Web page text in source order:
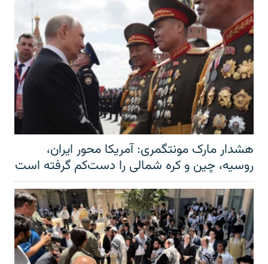
هشدار مارک مونتگمری: آمریکا محور ایران،
روسیه، چین و کره شمالی را دست‌کم گرفته است